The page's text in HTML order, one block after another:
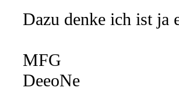
Dazu denke ich ist
MFG
DeeoNe